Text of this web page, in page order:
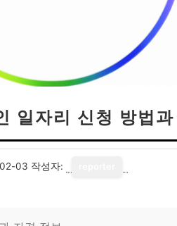
일자리 신청 방법
03 작성자: